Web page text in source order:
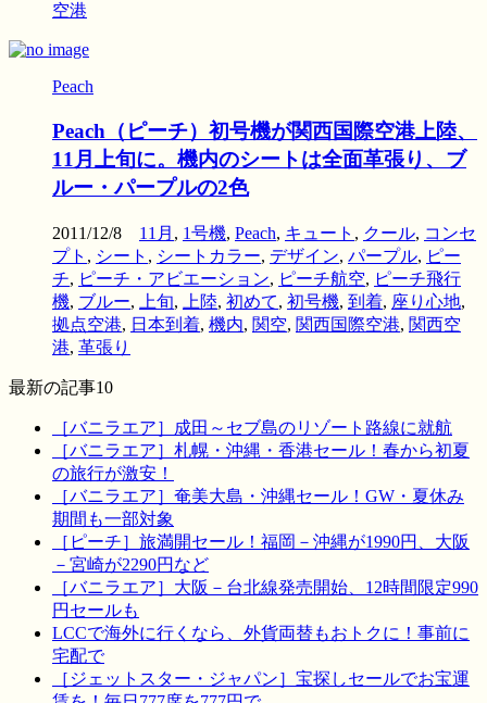
空港
Peach
Peach（ピーチ）初号機が関西国際空港上陸、
11月上旬に。機内のシートは全面革張り、ブ
ルー・パープルの2色
2011/12/8 11月 , 1号機, Peach, キュート , クール, コンセ
プト , シート , シートカラー, デザイン, パープル, ピー
チ, ピーチ・アビエーション, ピーチ航空, ピーチ飛行
機, ブルー, 上旬, 上陸, 初めて, 初号機, 到着, 座り心地,
拠点空港, 日本到着, 機内, 関空, 関西国際空港, 関西空
港, 革張り
最新の記事10
［バニラエア］成田～セブ島のリゾート路線に就航
［バニラエア］札幌・沖縄・香港セール！春から初夏
の旅行が激安！
［バニラエア］奄美大島・沖縄セール！GW・夏休み
期間も一部対象
［ピーチ］旅満開セール！福岡－沖縄が1990円、大阪
－宮崎が2290円など
［バニラエア］大阪－台北線発売開始、12時間限定990
円セールも
LCCで海外に行くなら、外貨両替もおトクに！事前に
宅配で
［ジェットスター・ジャパン］宝探しセールでお宝運